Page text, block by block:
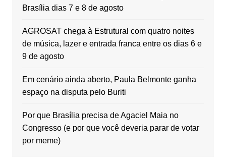
Brasília dias 7 e 8 de agosto
AGROSAT chega à Estrutural com quatro noites
de música, lazer e entrada franca entre os dias 6 e
9 de agosto
Em cenário ainda aberto, Paula Belmonte ganha
espaço na disputa pelo Buriti
Por que Brasília precisa de Agaciel Maia no
Congresso (e por que você deveria parar de votar
por meme)